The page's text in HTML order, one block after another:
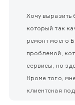
Хочу выразить
который так
ремонт моего
проблемой,
сервисы, но
Кроме того,
клиентская